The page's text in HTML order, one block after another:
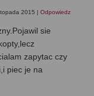
2015 | Odpowiedz
sie
zapytac czy
piec je na